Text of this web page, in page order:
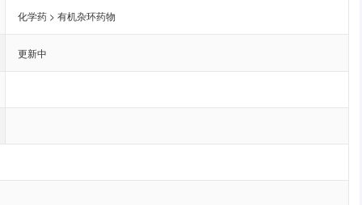
化学药 > 有机杂环药物
更新中